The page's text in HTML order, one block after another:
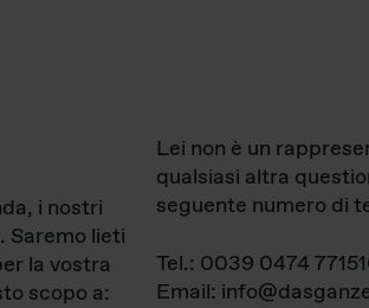
i nostri
Saremo lieti
la vostra
scopo a:
Lei non è un
qualsiasi altra
seguente numero di
Tel.: 0039 0474
Email: